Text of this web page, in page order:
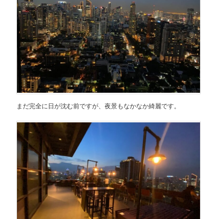
まだ完全に日が沈む前ですが、夜景もなかなか綺麗です。